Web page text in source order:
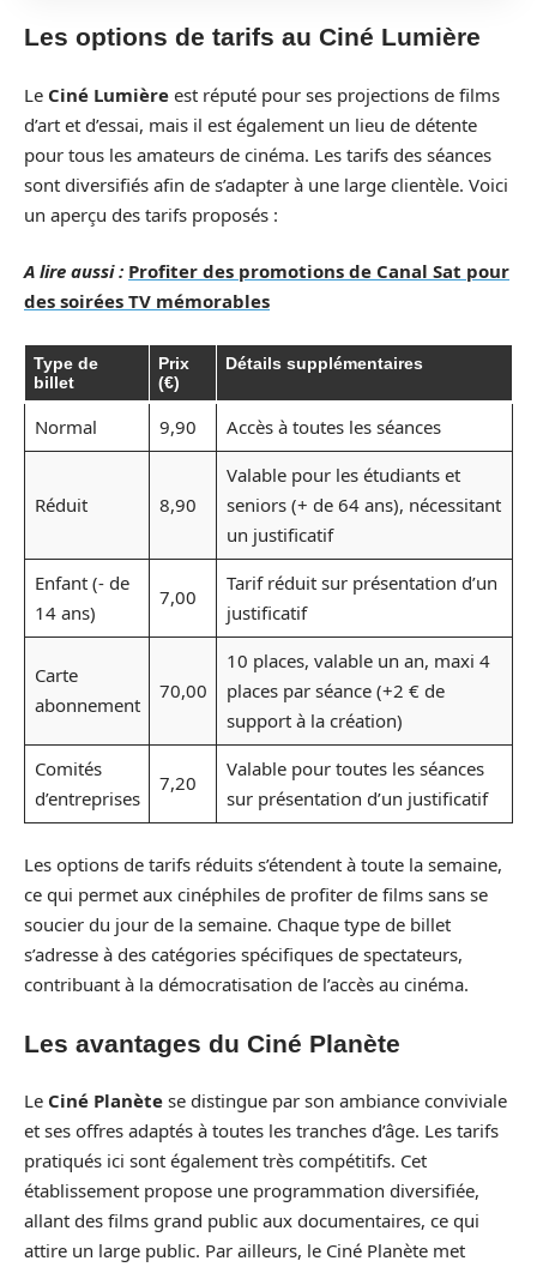
Les options de tarifs au Ciné Lumière
Le Ciné Lumière est réputé pour ses projections de films
d’art et d’essai, mais il est également un lieu de détente
pour tous les amateurs de cinéma. Les tarifs des séances
sont diversifiés afin de s’adapter à une large clientèle. Voici
un aperçu des tarifs proposés :
A lire aussi : Profiter des promotions de Canal Sat pour
des soirées TV mémorables
Type de
billet
Prix
(€)
Détails supplémentaires
Normal 9,90 Accès à toutes les séances
Réduit 8,90
Valable pour les étudiants et
seniors (+ de 64 ans), nécessitant
un justificatif
Enfant (- de
14 ans)
7,00
Tarif réduit sur présentation d’un
justificatif
Carte
abonnement
70,00
10 places, valable un an, maxi 4
places par séance (+2 € de
support à la création)
Comités
d’entreprises
7,20
Valable pour toutes les séances
sur présentation d’un justificatif
Les options de tarifs réduits s’étendent à toute la semaine,
ce qui permet aux cinéphiles de profiter de films sans se
soucier du jour de la semaine. Chaque type de billet
s’adresse à des catégories spécifiques de spectateurs,
contribuant à la démocratisation de l’accès au cinéma.
Les avantages du Ciné Planète
Le Ciné Planète se distingue par son ambiance conviviale
et ses offres adaptés à toutes les tranches d’âge. Les tarifs
pratiqués ici sont également très compétitifs. Cet
établissement propose une programmation diversifiée,
allant des films grand public aux documentaires, ce qui
attire un large public. Par ailleurs, le Ciné Planète met